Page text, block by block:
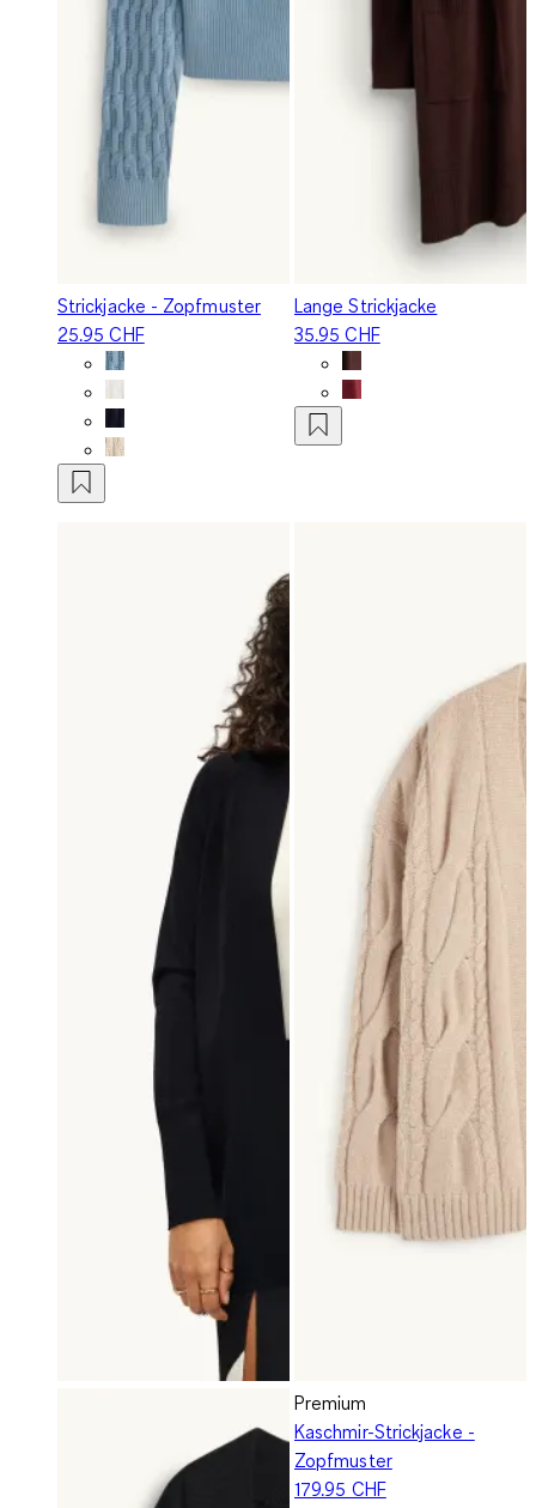
Strickjacke - Zopfmuster
25.95 CHF
Lange Strickjacke
35.95 CHF
Premium
Kaschmir-Strickjacke -
Zopfmuster
179.95 CHF